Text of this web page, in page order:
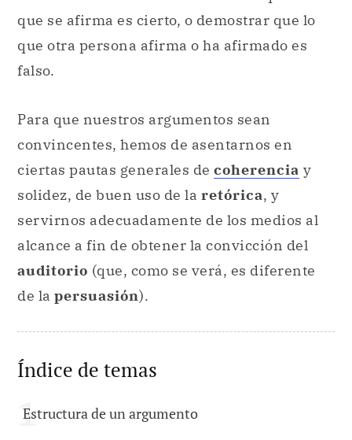
que se afirma es cierto, o demostrar que lo
que otra persona afirma o ha afirmado es
falso.
Para que nuestros argumentos sean
convincentes, hemos de asentarnos en
ciertas pautas generales de coherencia y
solidez, de buen uso de la retórica, y
servirnos adecuadamente de los medios al
alcance a fin de obtener la convicción del
auditorio (que, como se verá, es diferente
de la persuasión).
Índice de temas
Estructura de un argumento